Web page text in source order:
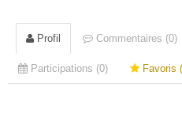
Profil Commentaires (0)
Participations (0) Favoris